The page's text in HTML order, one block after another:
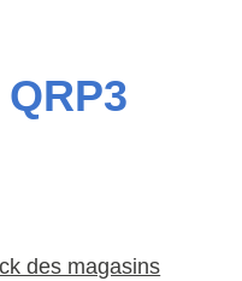
des magasins